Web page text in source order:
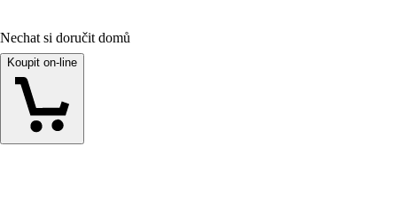
Nechat si doručit domů
Koupit on-line